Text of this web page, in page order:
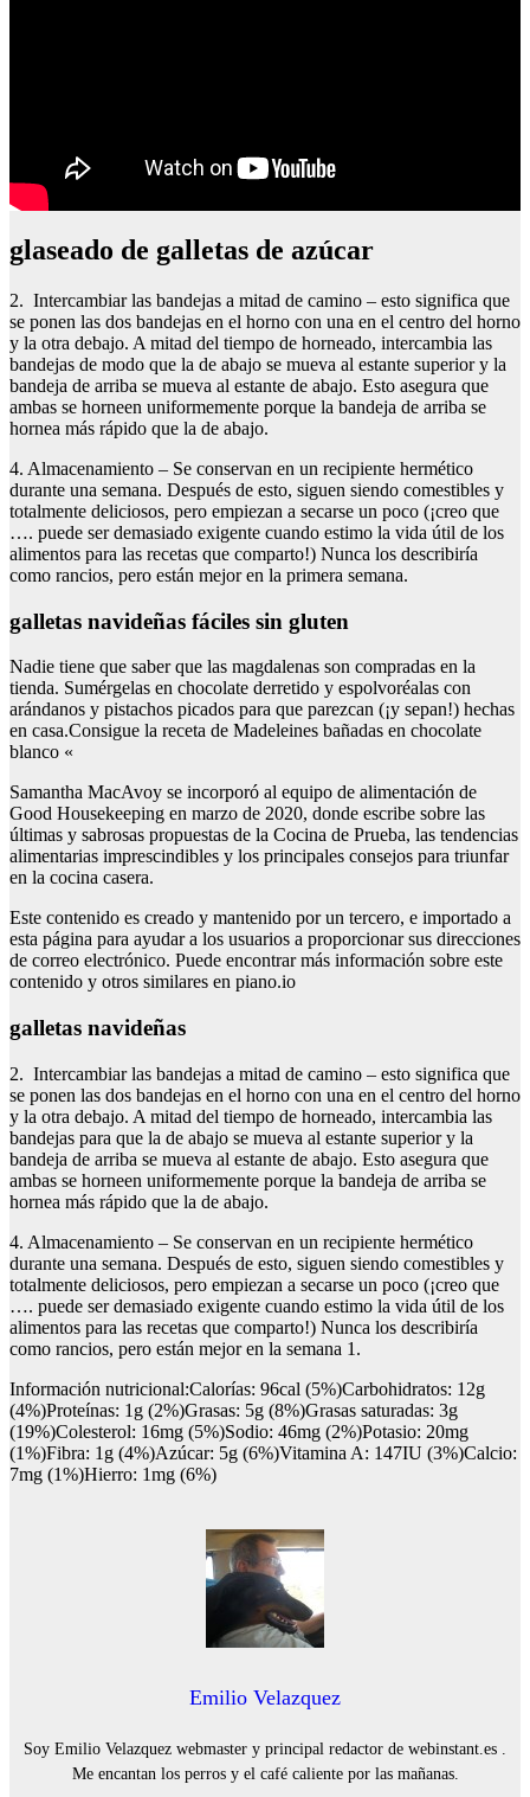
glaseado de galletas de azúcar
2. Intercambiar las bandejas a mitad de camino – esto significa que
se ponen las dos bandejas en el horno con una en el centro del horno
y la otra debajo. A mitad del tiempo de horneado, intercambia las
bandejas de modo que la de abajo se mueva al estante superior y la
bandeja de arriba se mueva al estante de abajo. Esto asegura que
ambas se horneen uniformemente porque la bandeja de arriba se
hornea más rápido que la de abajo.
4. Almacenamiento – Se conservan en un recipiente hermético
durante una semana. Después de esto, siguen siendo comestibles y
totalmente deliciosos, pero empiezan a secarse un poco (¡creo que
…. puede ser demasiado exigente cuando estimo la vida útil de los
alimentos para las recetas que comparto!) Nunca los describiría
como rancios, pero están mejor en la primera semana.
galletas navideñas fáciles sin gluten
Nadie tiene que saber que las magdalenas son compradas en la
tienda. Sumérgelas en chocolate derretido y espolvoréalas con
arándanos y pistachos picados para que parezcan (¡y sepan!) hechas
en casa.Consigue la receta de Madeleines bañadas en chocolate
blanco «
Samantha MacAvoy se incorporó al equipo de alimentación de
Good Housekeeping en marzo de 2020, donde escribe sobre las
últimas y sabrosas propuestas de la Cocina de Prueba, las tendencias
alimentarias imprescindibles y los principales consejos para triunfar
en la cocina casera.
Este contenido es creado y mantenido por un tercero, e importado a
esta página para ayudar a los usuarios a proporcionar sus direcciones
de correo electrónico. Puede encontrar más información sobre este
contenido y otros similares en piano.io
galletas navideñas
2. Intercambiar las bandejas a mitad de camino – esto significa que
se ponen las dos bandejas en el horno con una en el centro del horno
y la otra debajo. A mitad del tiempo de horneado, intercambia las
bandejas para que la de abajo se mueva al estante superior y la
bandeja de arriba se mueva al estante de abajo. Esto asegura que
ambas se horneen uniformemente porque la bandeja de arriba se
hornea más rápido que la de abajo.
4. Almacenamiento – Se conservan en un recipiente hermético
durante una semana. Después de esto, siguen siendo comestibles y
totalmente deliciosos, pero empiezan a secarse un poco (¡creo que
…. puede ser demasiado exigente cuando estimo la vida útil de los
alimentos para las recetas que comparto!) Nunca los describiría
como rancios, pero están mejor en la semana 1.
Información nutricional:Calorías: 96cal (5%)Carbohidratos: 12g
(4%)Proteínas: 1g (2%)Grasas: 5g (8%)Grasas saturadas: 3g
(19%)Colesterol: 16mg (5%)Sodio: 46mg (2%)Potasio: 20mg
(1%)Fibra: 1g (4%)Azúcar: 5g (6%)Vitamina A: 147IU (3%)Calcio:
7mg (1%)Hierro: 1mg (6%)
Emilio Velazquez
Soy Emilio Velazquez webmaster y principal redactor de webinstant.es .
Me encantan los perros y el café caliente por las mañanas.